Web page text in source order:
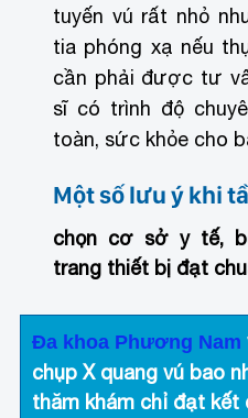
tuyến vú rất nhỏ
tia phóng xạ nếu
cần phải được tư
sĩ có trình độ
toàn, sức khỏe cho
Một số lưu ý khi
chọn cơ sở y tế,
trang thiết bị đạt
Đa khoa Phương Nam
chụp X quang vú bao
thăm khám chỉ đạt kết